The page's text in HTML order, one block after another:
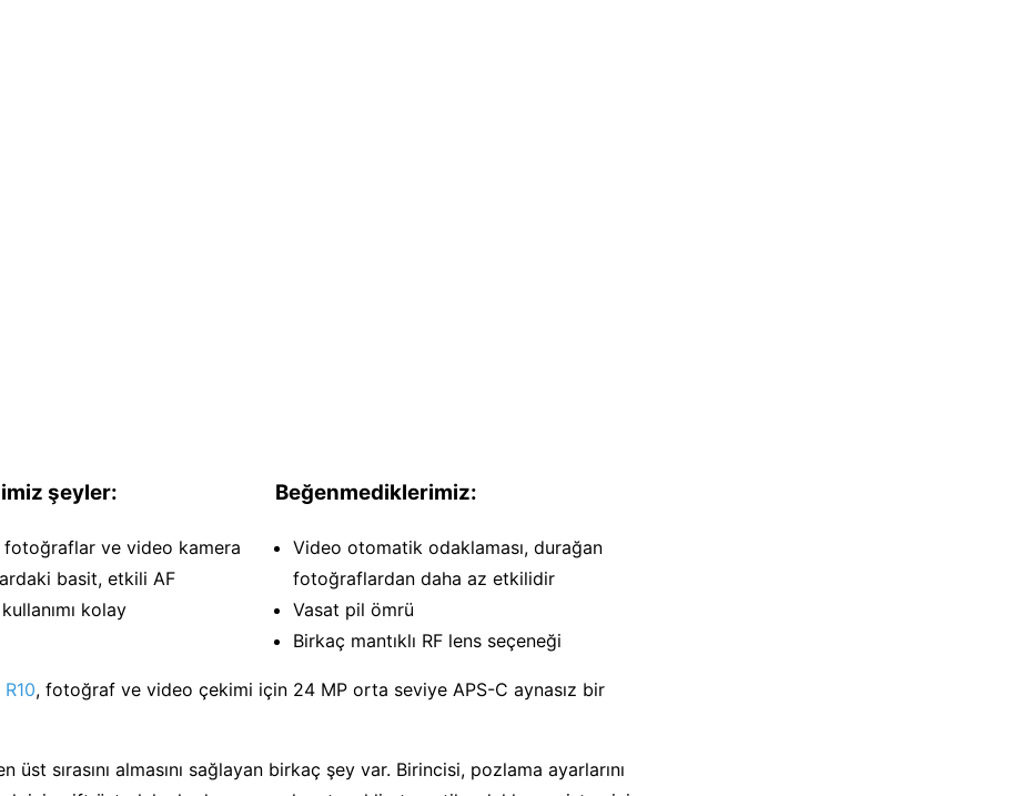
şeyler:
fotoğraflar ve video kamera
basit, etkili AF
kolay
Beğenmediklerimiz:
Video otomatik odaklaması, durağan
fotoğraflardan daha az etkilidir
Vasat pil ömrü
Birkaç mantıklı RF lens seçeneği
, fotoğraf ve video çekimi için 24 MP orta seviye APS-C aynasız bir
üst sırasını almasını sağlayan birkaç şey var. Birincisi, pozlama ayarlarını